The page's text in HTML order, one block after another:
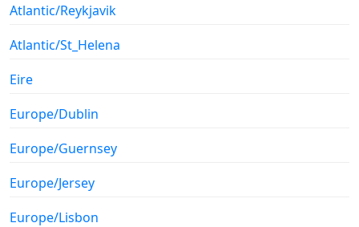
Atlantic/Reykjavik
Atlantic/St_Helena
Eire
Europe/Dublin
Europe/Guernsey
Europe/Jersey
Europe/Lisbon